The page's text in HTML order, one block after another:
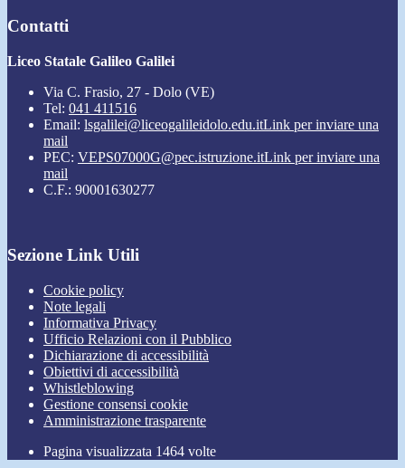
Contatti
Liceo Statale Galileo Galilei
Via C. Frasio, 27 - Dolo (VE)
Tel: 041 411516
Email: lsgalilei@liceogalileidolo.edu.itLink per inviare una
mail
PEC: VEPS07000G@pec.istruzione.itLink per inviare una
mail
C.F.: 90001630277
Sezione Link Utili
Cookie policy
Note legali
Informativa Privacy
Ufficio Relazioni con il Pubblico
Dichiarazione di accessibilità
Obiettivi di accessibilità
Whistleblowing
Gestione consensi cookie
Amministrazione trasparente
Pagina visualizzata 1464 volte